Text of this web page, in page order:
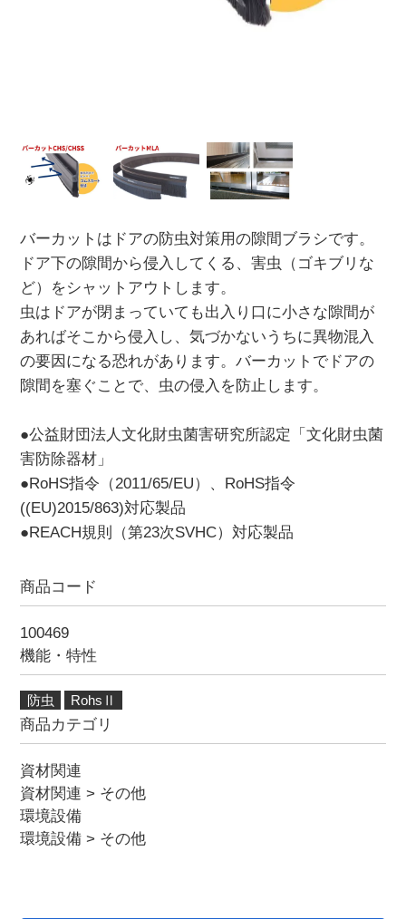
バーカットはドアの防虫対策用の隙間ブラシです。
ドア下の隙間から侵入してくる、害虫（ゴキブリな
ど）をシャットアウトします。
虫はドアが閉まっていても出入り口に小さな隙間が
あればそこから侵入し、気づかないうちに異物混入
の要因になる恐れがあります。バーカットでドアの
隙間を塞ぐことで、虫の侵入を防止します。
●公益財団法人文化財虫菌害研究所認定「文化財虫菌
害防除器材」
●RoHS指令（2011/65/EU）、RoHS指令
((EU)2015/863)対応製品
●REACH規則（第23次SVHC）対応製品
商品コード
100469
機能・特性
防虫 RohsⅡ
商品カテゴリ
資材関連
資材関連> その他
環境設備
環境設備> その他